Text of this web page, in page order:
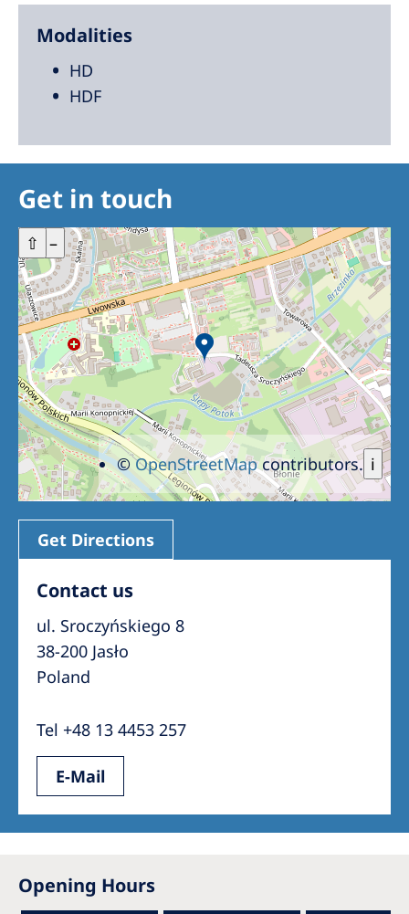
Modalities
HD
HDF
Get in touch
+ –
⇧
i
©OpenStreetMapcontributors.
Get Directions
Contact us
ul. Sroczyńskiego 8
38-200 Jasło
Poland
Tel +48 13 4453 257
E-Mail
Opening Hours